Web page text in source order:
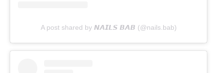
A post shared by 𝙉𝘼𝙄𝙇𝙎 𝘽𝘼𝘽 (@nails.bab)